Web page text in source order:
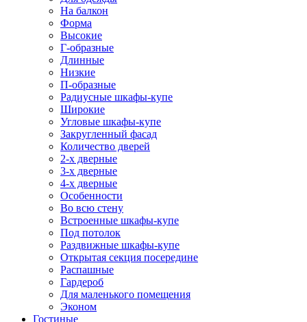
На балкон
Форма
Высокие
Г-образные
Длинные
Низкие
П-образные
Радиусные шкафы-купе
Широкие
Угловые шкафы-купе
Закругленный фасад
Количество дверей
2-х дверные
3-х дверные
4-х дверные
Особенности
Во всю стену
Встроенные шкафы-купе
Под потолок
Раздвижные шкафы-купе
Открытая секция посередине
Распашные
Гардероб
Для маленького помещения
Эконом
Гостиные